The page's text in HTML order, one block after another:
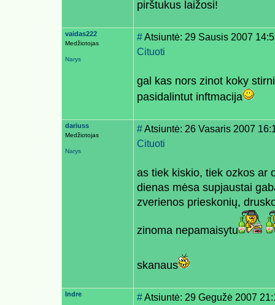
pirštukus laižosi!
vaidas222
Medžiotojas
Narys
#Atsiuntė: 29 Sausis 2007
Cituoti
gal kas nors zinot koky
pasidalintut inftmacija
dariuss
Medžiotojas
Narys
#Atsiuntė: 26 Vasaris 2007
Cituoti
as tiek kiskio, tiek ozkos ar
dienas mėsa supjaustai
zverienos prieskonių,
zinoma nepamaisytu
skanaus
Indre #Atsiuntė: 29 Gegužė 2007